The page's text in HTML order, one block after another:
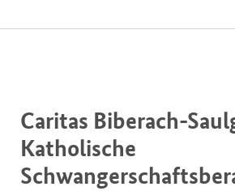
Caritas Biberach-
Katholische